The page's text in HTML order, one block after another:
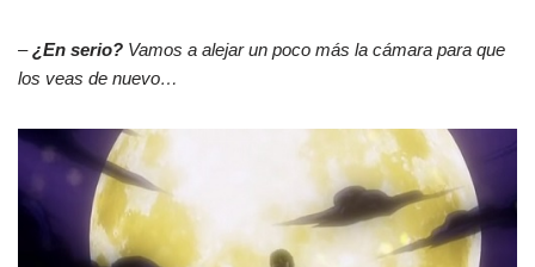
–¿En serio? Vamos a alejar un poco más la cámara para que
los veas de nuevo…